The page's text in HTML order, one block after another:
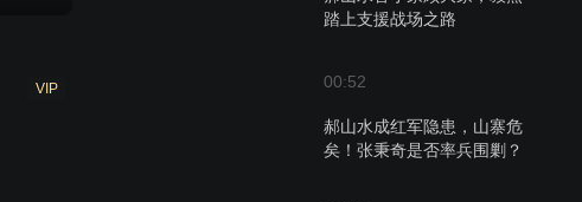
踏上支援战场之路
00:52
郝山水成红军隐患，山寨危
矣！张秉奇是否率兵围剿？
VIP